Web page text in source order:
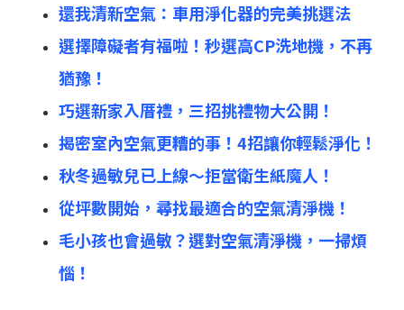
還我清新空氣：車用淨化器的完美挑選法
選擇障礙者有福啦！秒選高CP洗地機，不再
猶豫！
巧選新家入厝禮，三招挑禮物大公開！
揭密室內空氣更糟的事！4招讓你輕鬆淨化！
秋冬過敏兒已上線～拒當衛生紙魔人！
從坪數開始，尋找最適合的空氣清淨機！
毛小孩也會過敏？選對空氣清淨機，一掃煩
惱！